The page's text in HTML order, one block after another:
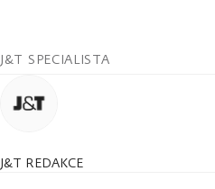
J&T SPECIALISTA
J&T REDAKCE